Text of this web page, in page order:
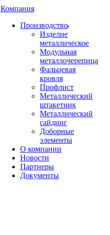
Компания
Производство
Изделие
металлическое
Модульная
металлочерепица
Фальцевая
кровля
Профлист
Металлический
штакетник
Металлический
сайдинг
Доборные
элементы
О компании
Новости
Партнеры
Документы